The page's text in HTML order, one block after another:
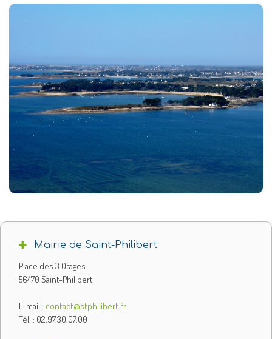
Mairie de Saint-Philibert
Place des 3 Otages
56470 Saint-Philibert
E-mail : contact@stphilibert.fr
Tél. : 02.97.30.07.00